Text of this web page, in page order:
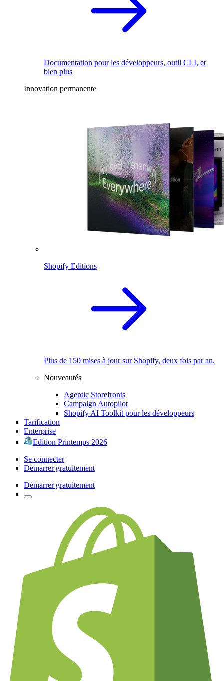
Documentation pour les développeurs, outil CLI, et
bien plus
Innovation permanente
Shopify Editions
Plus de 150 mises à jour sur Shopify, deux fois par an.
Nouveautés
Agentic Storefronts
Campaign Autopilot
Shopify AI Toolkit pour les développeurs
Tarification
Enterprise
Edition Printemps 2026
Se connecter
Démarrer gratuitement
Démarrer gratuitement